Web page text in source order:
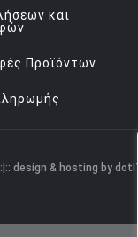
και
Προϊόντων
design & hosting by dotIT